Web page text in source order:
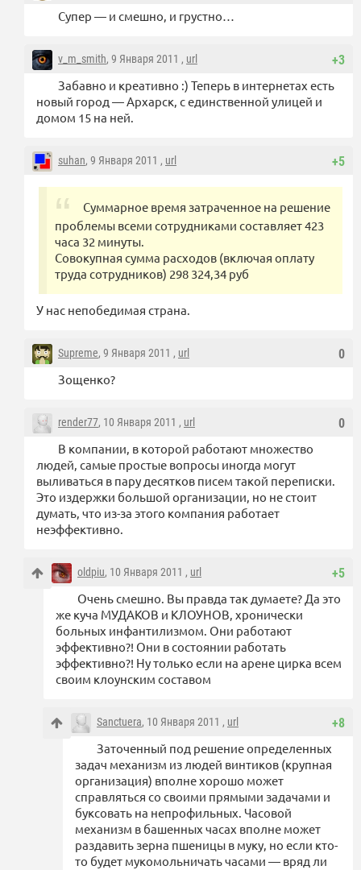
Супер — и смешно, и грустно…
+3
v_m_smith, 9 Января 2011 , url
Забавно и креативно :) Теперь в интернетах есть
новый город — Архарск, с единственной улицей и
домом 15 на ней.
+5
suhan, 9 Января 2011 , url
Суммарное время затраченное на решение
проблемы всеми сотрудниками составляет 423
часа 32 минуты.
Совокупная сумма расходов (включая оплату
труда сотрудников) 298 324,34 руб
У нас непобедимая страна.
0
Supreme, 9 Января 2011 , url
Зощенко?
0
render77, 10 Января 2011 , url
В компании, в которой работают множество
людей, самые простые вопросы иногда могут
выливаться в пару десятков писем такой переписки.
Это издержки большой организации, но не стоит
думать, что из-за этого компания работает
неэффективно.
+5
oldpiu, 10 Января 2011 , url
Очень смешно. Вы правда так думаете? Да это
же куча МУДАКОВ и КЛОУНОВ, хронически
больных инфантилизмом. Они работают
эффективно?! Они в состоянии работать
эффективно?! Ну только если на арене цирка всем
своим клоунским составом
+8
Sanctuera, 10 Января 2011 , url
Заточенный под решение определенных
задач механизм из людей винтиков (крупная
организация) вполне хорошо может
справляться со своими прямыми задачами и
буксовать на непрофильных. Часовой
механизм в башенных часах вполне может
раздавить зерна пшеницы в муку, но если кто-
то будет мукомольничать часами — вряд ли